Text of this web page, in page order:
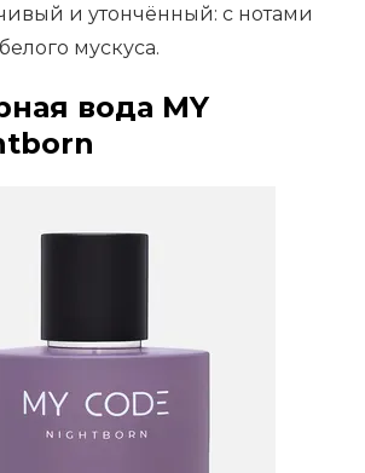
и утончённый: с нотами
мускуса.
вода MY